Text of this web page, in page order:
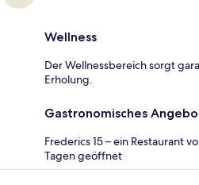
Wellness
Der Wellnessbereich sorgt
Erholung.
Gastronomisches
Frederics 15 – ein Restaurant
Tagen geöffnet